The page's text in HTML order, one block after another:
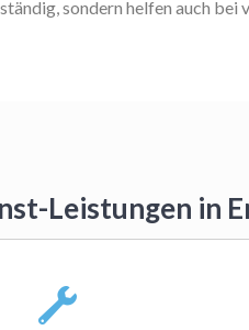
sondern helfen auch
Leistungen in